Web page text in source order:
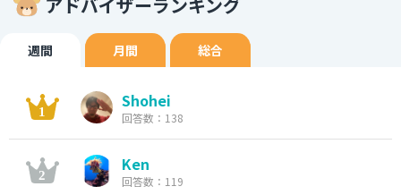
週間 月間 総合
Shohei
回答数：138
Ken
回答数：119